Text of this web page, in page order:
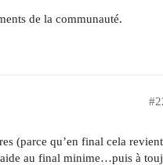
de la communauté.
(parce qu’en final cela
au final minime…puis à